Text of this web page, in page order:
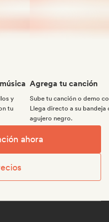
y
tu
Agrega tu canción
Sube tu canción o demo
Llega directo a su bandeja
agujero negro.
ahora